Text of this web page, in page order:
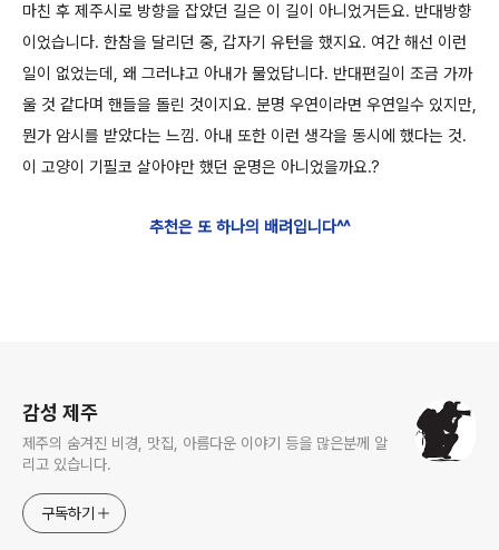
마친 후 제주시로 방향을 잡았던 길은 이 길이 아니었거든요. 반대방향
이었습니다. 한참을 달리던 중, 갑자기 유턴을 했지요. 여간 해선 이런
일이 없었는데, 왜 그러냐고 아내가 물었답니다. 반대편길이 조금 가까
울 것 같다며 핸들을 돌린 것이지요. 분명 우연이라면 우연일수 있지만,
뭔가 암시를 받았다는 느낌. 아내 또한 이런 생각을 동시에 했다는 것.
이 고양이 기필코 살아야만 했던 운명은 아니었을까요.?
추천은 또 하나의 배려입니다^^
감성 제주
제주의 숨겨진 비경, 맛집, 아름다운 이야기 등을 많은분께 알
리고 있습니다.
구독하기